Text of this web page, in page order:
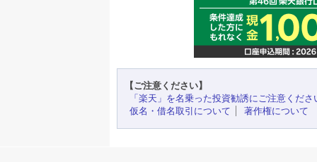
【ご注意ください】
「楽天」を名乗った投資勧誘にご注意くださ
仮名・借名取引について
著作権について